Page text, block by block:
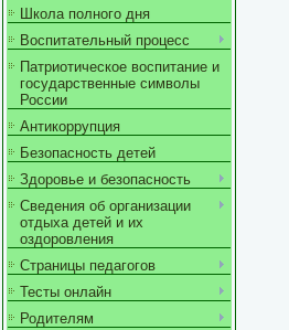
Школа полного дня
Воспитательный процесс
Патриотическое воспитание и
государственные символы
России
Антикоррупция
Безопасность детей
Здоровье и безопасность
Сведения об организации
отдыха детей и их
оздоровления
Страницы педагогов
Тесты онлайн
Родителям